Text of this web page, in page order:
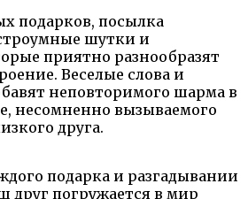
подарков, посылка
шутки и
приятно разнообразят
Веселые слова и
неповторимого шарма в
несомненно вызываемого
друга.
подарка и разгадывании
друг погружается в мир